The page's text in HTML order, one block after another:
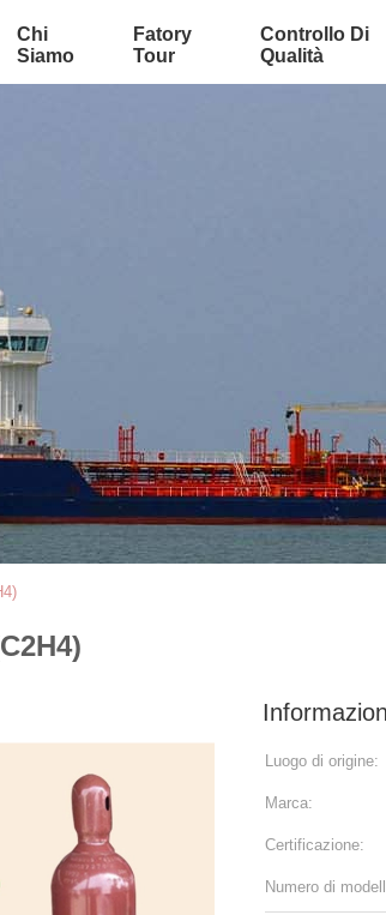
Chi
Siamo
Fatory
Tour
Controllo Di
Qualità
Luogo di origine:
Marca:
Certificazione:
Numero di